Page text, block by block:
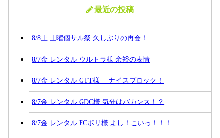
最近の投稿
8/8土 土曜個サル祭 久しぶりの再会！
8/7金 レンタル ウルトラ様 余裕の表情
8/7金 レンタル GTT様 ナイスブロック！
8/7金 レンタル GDC様 気分はバカンス！？
8/7金 レンタル FCポリ様 よし！こいっ！！！